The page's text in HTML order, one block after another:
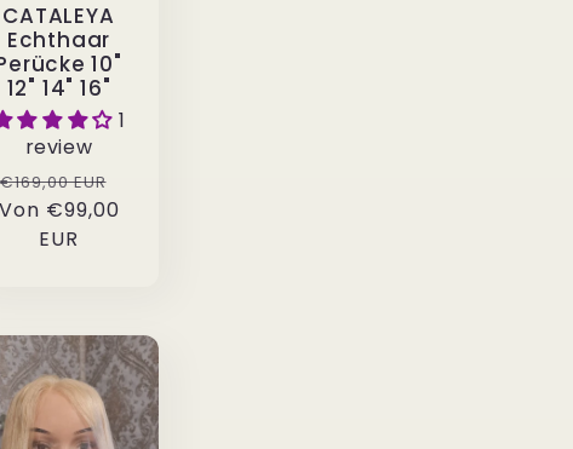
CATALEYA
Echthaar
10"
12" 14" 16"
1
review
Normaler
Preis
€169,00 EURVerkaufspreis
Von €99,00
EUR